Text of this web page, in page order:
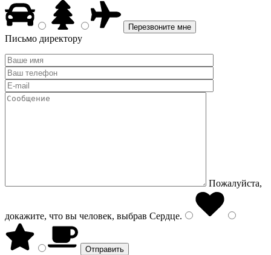
Письмо директору
Пожалуйста,
докажите, что вы человек, выбрав Сердце.